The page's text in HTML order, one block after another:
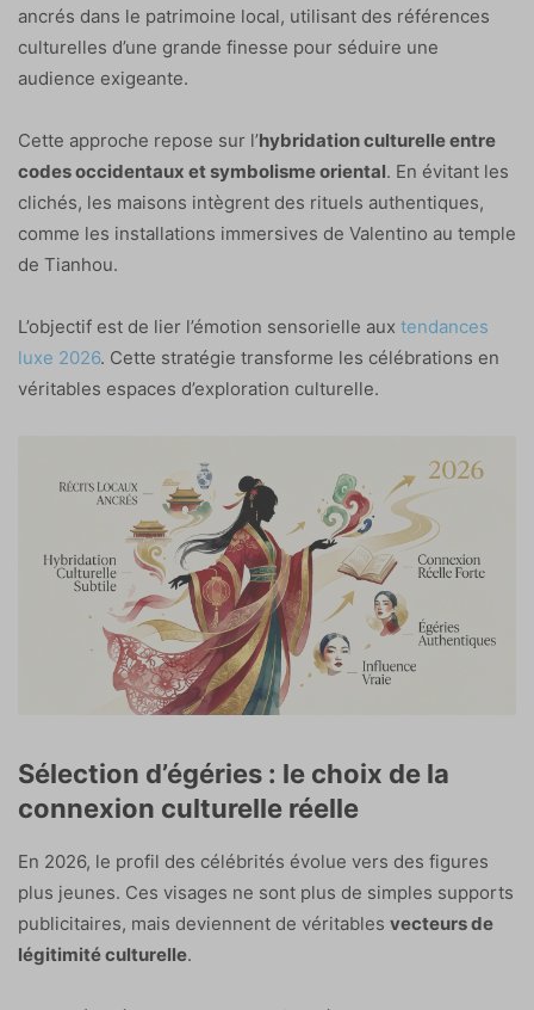
ancrés dans le patrimoine local, utilisant des références
culturelles d’une grande finesse pour séduire une
audience exigeante.
Cette approche repose sur l’hybridation culturelle entre
codes occidentaux et symbolisme oriental. En évitant les
clichés, les maisons intègrent des rituels authentiques,
comme les installations immersives de Valentino au temple
de Tianhou.
L’objectif est de lier l’émotion sensorielle aux tendances
luxe 2026. Cette stratégie transforme les célébrations en
véritables espaces d’exploration culturelle.
Sélection d’égéries : le choix de la
connexion culturelle réelle
En 2026, le profil des célébrités évolue vers des figures
plus jeunes. Ces visages ne sont plus de simples supports
publicitaires, mais deviennent de véritables vecteurs de
légitimité culturelle.